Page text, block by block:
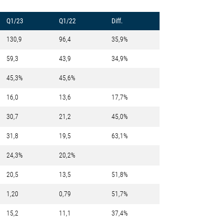
Q1/23 Q1/22 Diff.
130,9 96,4 35,9%
59,3 43,9 34,9%
45,3% 45,6%
16,0 13,6 17,7%
30,7 21,2 45,0%
31,8 19,5 63,1%
24,3% 20,2%
20,5 13,5 51,8%
1,20 0,79 51,7%
15,2 11,1 37,4%